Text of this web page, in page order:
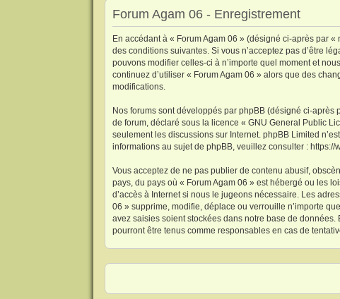
Forum Agam 06 - Enregistrement
En accédant à « Forum Agam 06 » (désigné ci-après par
des conditions suivantes. Si vous n’acceptez pas d’être
pouvons modifier celles-ci à n’importe quel moment et
continuez d’utiliser « Forum Agam 06 » alors que des
modifications.
Nos forums sont développés par phpBB (désigné ci-après
de forum, déclaré sous la licence « GNU General Public
seulement les discussions sur Internet. phpBB Limited
informations au sujet de phpBB, veuillez consulter : https://
Vous acceptez de ne pas publier de contenu abusif,
pays, du pays où « Forum Agam 06 » est hébergé ou les
d’accès à Internet si nous le jugeons nécessaire. Les
06 » supprime, modifie, déplace ou verrouille n’importe
avez saisies soient stockées dans notre base de
pourront être tenus comme responsables en cas de